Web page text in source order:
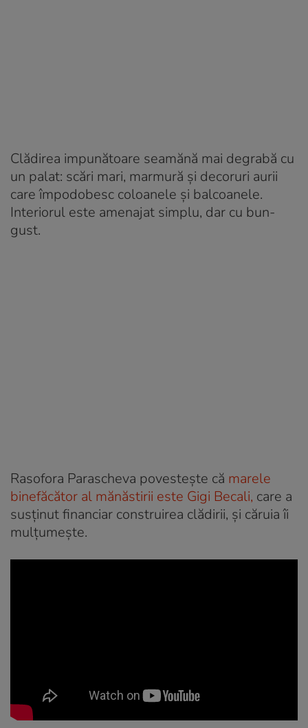
Clădirea impunătoare seamănă mai degrabă cu
un palat: scări mari, marmură și decoruri aurii
care împodobesc coloanele și balcoanele.
Interiorul este amenajat simplu, dar cu bun-
gust.
Rasofora Parascheva povestește că marele
binefăcător al mănăstirii este Gigi Becali, care a
susținut financiar construirea clădirii, și căruia îi
mulțumește.